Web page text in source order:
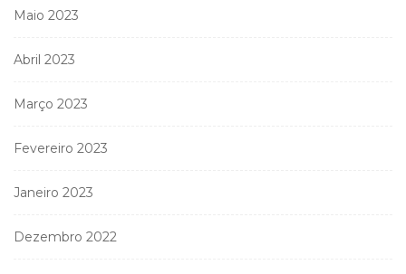
Maio 2023
Abril 2023
Março 2023
Fevereiro 2023
Janeiro 2023
Dezembro 2022